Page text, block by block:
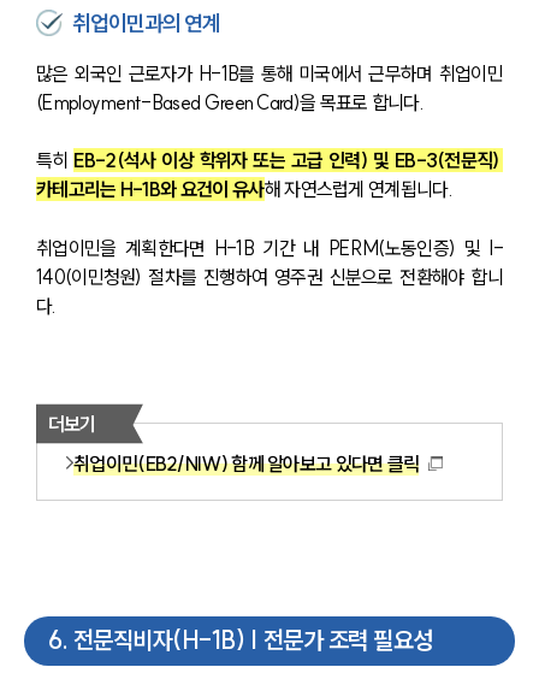
취업이민과의 연계
많은 외국인 근로자가 H-1B를 통해 미국에서 근무하며 취업이민
(Employment-Based Green Card)을 목표로 합니다.
특히 EB-2(석사 이상 학위자 또는 고급 인력) 및 EB-3(전문직)
카테고리는 H-1B와 요건이 유사해 자연스럽게 연계됩니다.
취업이민을 계획한다면 H-1B 기간 내 PERM(노동인증) 및 I-
140(이민청원) 절차를 진행하여 영주권 신분으로 전환해야 합니
다.
더보기
취업이민(EB2/NIW) 함께 알아보고 있다면 클릭
6. 전문직비자(H-1B) | 전문가 조력 필요성